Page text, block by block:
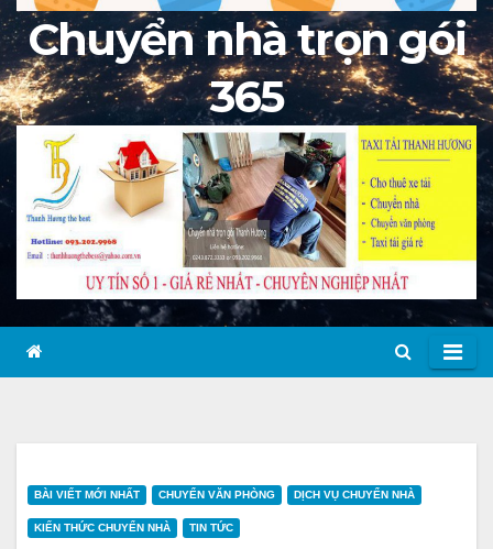
Chuyển nhà trọn gói
365
BÀI VIẾT MỚI NHẤT CHUYỂN VĂN PHÒNG DỊCH VỤ CHUYỂN NHÀ
KIẾN THỨC CHUYỂN NHÀ TIN TỨC